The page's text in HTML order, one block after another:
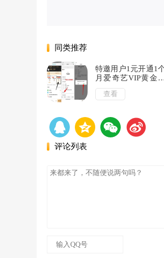
同类推荐
特邀用户1元开通1
月爱奇艺VIP黄金
员
查看
评论列表